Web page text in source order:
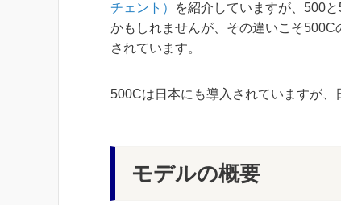
チェント）
を紹介していますが、500
かもしれませんが、その違いこそ
されています。
500Cは日本にも導入されていますが、
モデルの概要